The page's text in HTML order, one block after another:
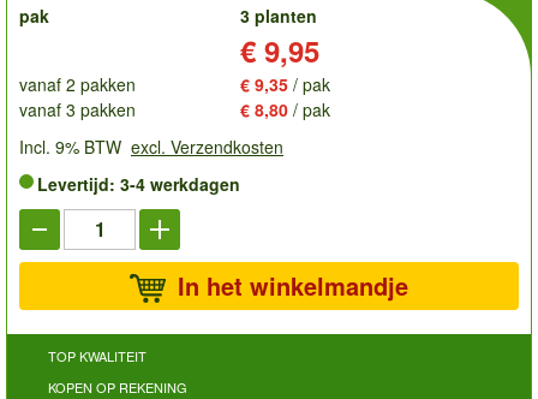
order
pak
3 planten
€ 9,95
vanaf 2 pakken € 9,35 / pak
vanaf 3 pakken
€ 8,80 / pak
Incl. 9% BTW excl. Verzendkosten
Levertijd: 3-4 werkdagen
In het winkelmandje
TOP KWALITEIT
KOPEN OP REKENING